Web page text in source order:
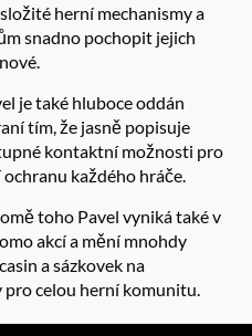
herní mechanismy a
snadno pochopit jejich
je také hluboce oddán
tím, že jasně popisuje
kontaktní možnosti pro
každého hráče.
toho Pavel vyniká také v
akcí a mění mnohdy
a sázkovek na
celou herní komunitu.